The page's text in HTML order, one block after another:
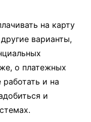
на карту
варианты,
о платежных
и на
и